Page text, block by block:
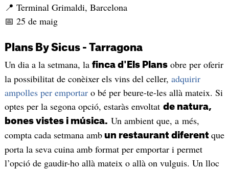
📍 Terminal Grimaldi, Barcelona
📅 25 de maig
Plans By Sicus - Tarragona
Un dia a la setmana, la finca d'Els Plansobre per oferir
la possibilitat de conèixer els vins del celler, adquirir
ampolles per emportaro bé per beure-te-les allà mateix. Si
optes per la segona opció, estaràs envoltat de natura,
bones vistes i música. Un ambient que, a més,
compta cada setmana ambun restaurant diferent que
porta la seva cuina amb format per emportar i permet
l’opció de gaudir-ho allà mateix o allà on vulguis. Un lloc